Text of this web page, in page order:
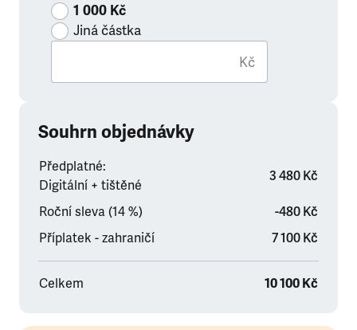
1 000 Kč
Jiná částka
Kč
Souhrn objednávky
Předplatné:
Digitální + tištěné
3 480 Kč
Roční sleva (14 %)
-480 Kč
Příplatek - zahraničí
7 100 Kč
Celkem 10 100 Kč